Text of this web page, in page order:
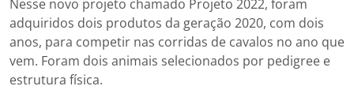
Nesse novo projeto chamado Projeto 2022, foram
adquiridos dois produtos da geração 2020, com dois
anos, para competir nas corridas de cavalos no ano que
vem. Foram dois animais selecionados por pedigree e
estrutura física.